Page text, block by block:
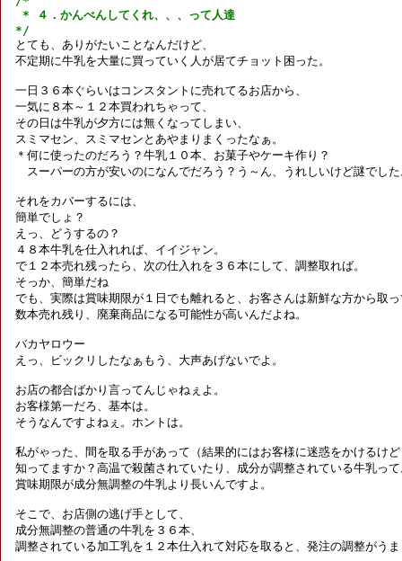
* ４．かんべんしてくれ、、、って人達
*/
とても、ありがたいことなんだけど、
不定期に牛乳を大量に買っていく人が居てチョット困った。
一日３６本ぐらいはコンスタントに売れてるお店から、
一気に８本～１２本買われちゃって、
その日は牛乳が夕方には無くなってしまい、
スミマセン、スミマセンとあやまりまくったなぁ。
＊何に使ったのだろう？牛乳１０本、お菓子やケーキ作り？
スーパーの方が安いのになんでだろう？う～ん、うれしいけど謎でした
それをカバーするには、
簡単でしょ？
えっ、どうするの？
４８本牛乳を仕入れれば、イイジャン。
で１２本売れ残ったら、次の仕入れを３６本にして、調整取れば。
そっか、簡単だね
でも、実際は賞味期限が１日でも離れると、お客さんは新鮮な方から取っ
数本売れ残り、廃棄商品になる可能性が高いんだよね。
バカヤロウー
えっ、ビックリしたなぁもう、大声あげないでよ。
お店の都合ばかり言ってんじゃねぇよ。
お客様第一だろ、基本は。
そうなんですよねぇ。ホントは。
私がゃった、間を取る手があって（結果的にはお客様に迷惑をかけるけど
知ってますか？高温で殺菌されていたり、成分が調整されている牛乳って
賞味期限が成分無調整の牛乳より長いんですよ。
そこで、お店側の逃げ手として、
成分無調整の普通の牛乳を３６本、
調整されている加工乳を１２本仕入れて対応を取ると、発注の調整がうま